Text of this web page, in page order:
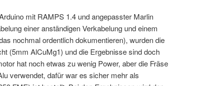
mit RAMPS 1.4 und angepasster Marlin
einer anständigen Verkabelung und einem
nochmal ordentlich dokumentieren), wurden die
(5mm AlCuMg1) und die Ergebnisse sind doch
hat noch etwas zu wenig Power, aber die Fräse
verwendet, dafür war es sicher mehr als